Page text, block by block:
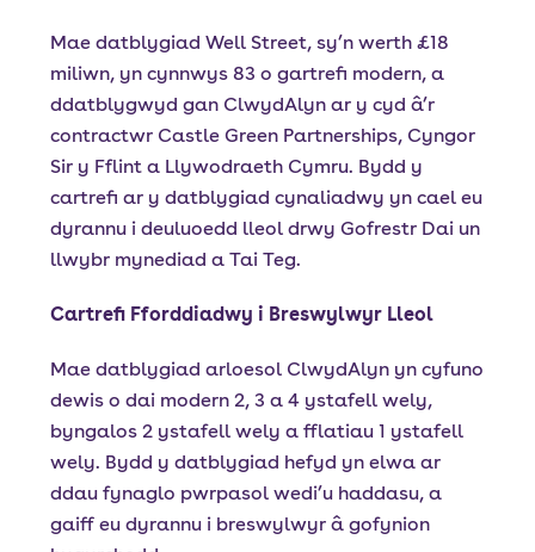
Mae datblygiad Well Street, sy’n werth £18
miliwn, yn cynnwys 83 o gartrefi modern, a
ddatblygwyd gan ClwydAlyn ar y cyd â’r
contractwr Castle Green Partnerships, Cyngor
Sir y Fflint a Llywodraeth Cymru. Bydd y
cartrefi ar y datblygiad cynaliadwy yn cael eu
dyrannu i deuluoedd lleol drwy Gofrestr Dai un
llwybr mynediad a Tai Teg.
Cartrefi Fforddiadwy i Breswylwyr Lleol
Mae datblygiad arloesol ClwydAlyn yn cyfuno
dewis o dai modern 2, 3 a 4 ystafell wely,
byngalos 2 ystafell wely a fflatiau 1 ystafell
wely. Bydd y datblygiad hefyd yn elwa ar
ddau fynaglo pwrpasol wedi’u haddasu, a
gaiff eu dyrannu i breswylwyr â gofynion